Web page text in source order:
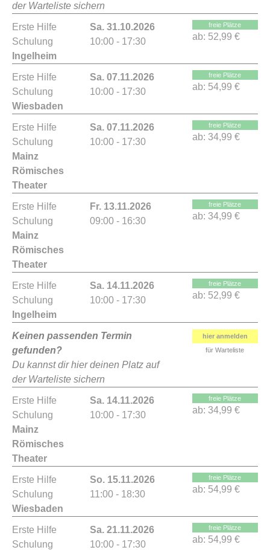
der Warteliste sichern
Erste Hilfe
Schulung
Ingelheim
Sa. 31.10.2026
10:00 - 17:30
freie Plätze
ab: 52,99 €
Erste Hilfe
Schulung
Wiesbaden
Sa. 07.11.2026
10:00 - 17:30
freie Plätze
ab: 54,99 €
Erste Hilfe
Schulung
Mainz
Römisches
Theater
Sa. 07.11.2026
10:00 - 17:30
freie Plätze
ab: 34,99 €
Erste Hilfe
Schulung
Mainz
Römisches
Theater
Fr. 13.11.2026
09:00 - 16:30
freie Plätze
ab: 34,99 €
Erste Hilfe
Schulung
Ingelheim
Sa. 14.11.2026
10:00 - 17:30
freie Plätze
ab: 52,99 €
Keinen passenden Termin
gefunden?
Du kannst dir hier deinen Platz auf
der Warteliste sichern
hier anmelden
für Warteliste
Erste Hilfe
Schulung
Mainz
Römisches
Theater
Sa. 14.11.2026
10:00 - 17:30
freie Plätze
ab: 34,99 €
Erste Hilfe
Schulung
Wiesbaden
So. 15.11.2026
11:00 - 18:30
freie Plätze
ab: 54,99 €
Erste Hilfe
Schulung
Sa. 21.11.2026
10:00 - 17:30
freie Plätze
ab: 54,99 €